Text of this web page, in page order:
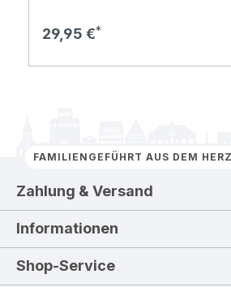
Regulärer Preis:
29,95 €
FAMILIENGEFÜHRT AUS DEM
Zahlung & Versand
Informationen
Shop-Service